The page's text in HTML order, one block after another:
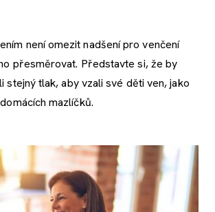
není omezit nadšení pro venčení
přesměrovat. Představte si, že by
stejný tlak, aby vzali své děti ven, jako
mazlíčků.